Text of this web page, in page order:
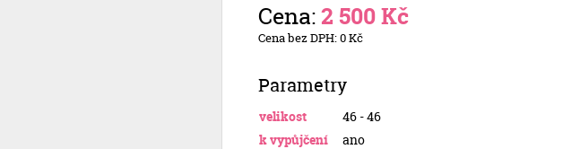
Cena:2 500 Kč
Cena bez DPH: 0 Kč
Parametry
velikost
46 - 46
k vypůjčení
ano